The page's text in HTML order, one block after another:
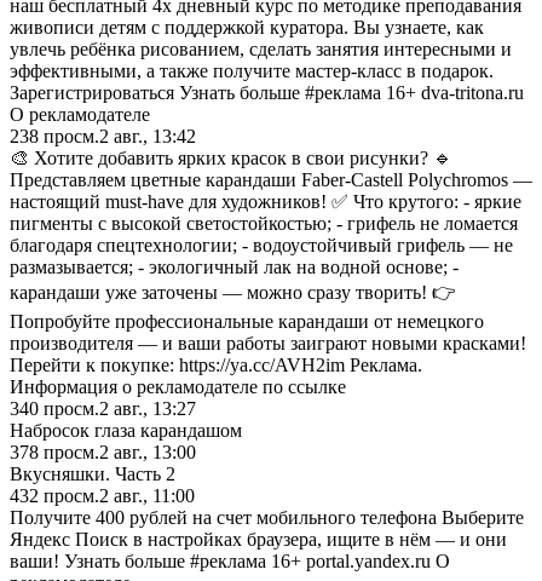
наш бесплатный 4х дневный курс по методике преподавания
живописи детям с поддержкой куратора. Вы узнаете, как
увлечь ребёнка рисованием, сделать занятия интересными и
эффективными, а также получите мастер-класс в подарок.
Зарегистрироваться Узнать больше #реклама 16+ dva-tritona.ru
О рекламодателе
238 просм.2 авг., 13:42
🎨 Хотите добавить ярких красок в свои рисунки? 🔹
Представляем цветные карандаши Faber-Castell Polychromos —
настоящий must-have для художников! ✅ Что крутого: - яркие
пигменты с высокой светостойкостью; - грифель не ломается
благодаря спецтехнологии; - водоустойчивый грифель — не
размазывается; - экологичный лак на водной основе; -
карандаши уже заточены — можно сразу творить! 👉
Попробуйте профессиональные карандаши от немецкого
производителя — и ваши работы заиграют новыми красками!
Перейти к покупке: https://ya.cc/AVH2im Реклама.
Информация о рекламодателе по ссылке
340 просм.2 авг., 13:27
Набросок глаза карандашом
378 просм.2 авг., 13:00
Вкусняшки. Часть 2
432 просм.2 авг., 11:00
Получите 400 рублей на счет мобильного телефона Выберите
Яндекс Поиск в настройках браузера, ищите в нём — и они
ваши! Узнать больше #реклама 16+ portal.yandex.ru О